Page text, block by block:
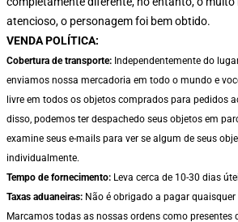
atencioso, o personagem foi bem obtido.
VENDA POLÍTICA:
Cobertura de transporte: Independentemente do
enviamos nossa mercadoria em todo o mundo e
livre em todos os objetos comprados para pedidos
disso, podemos ter despachedo seus objetos em
examine seus e-mails para ver se algum de seus
individualmente.
Tempo de fornecimento: Leva cerca de 10-30 dias
Taxas aduaneiras: Não é obrigado a pagar
Marcamos todas as nossas ordens como presentes